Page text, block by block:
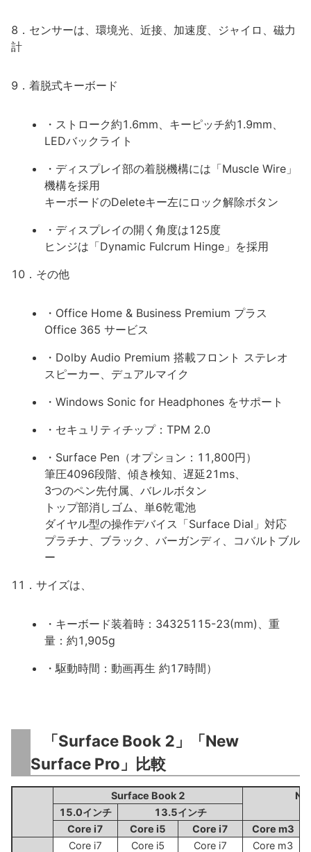
8．センサーは、環境光、近接、加速度、ジャイロ、磁力
計
9．着脱式キーボード
・ストローク約1.6mm、キーピッチ約1.9mm、
LEDバックライト
・ディスプレイ部の着脱機構には「Muscle Wire」
機構を採用
キーボードのDeleteキー左にロック解除ボタン
・ディスプレイの開く角度は125度
ヒンジは「Dynamic Fulcrum Hinge」を採用
10．その他
・Office Home & Business Premium プラス
Office 365 サービス
・Dolby Audio Premium 搭載フロント ステレオ
スピーカー、デュアルマイク
・Windows Sonic for Headphones をサポート
・セキュリティチップ：TPM 2.0
・Surface Pen（オプション：11,800円）
筆圧4096段階、傾き検知、遅延21ms、
3つのペン先付属、バレルボタン
トップ部消しゴム、単6乾電池
ダイヤル型の操作デバイス「Surface Dial」対応
プラチナ、ブラック、バーガンディ、コバルトブル
ー
11．サイズは、
・キーボード装着時：34325115-23(mm)、重
量：約1,905g
・駆動時間：動画再生 約17時間）
「Surface Book 2」「New
Surface Pro」比較
Surface Book 2
15.0インチ
13.5インチ
Core i7
Core i5 Core i7 Core m3
Core i7
Core i5
Core i7
Core m3